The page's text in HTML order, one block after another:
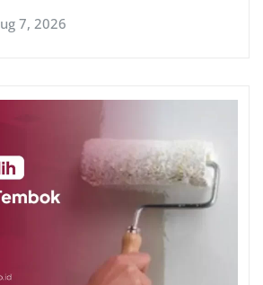
7, 2026